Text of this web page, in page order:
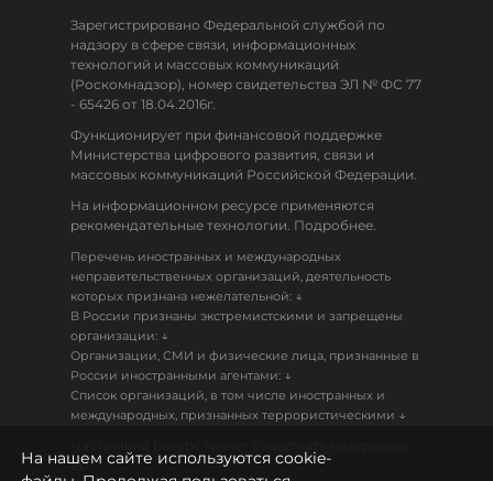
Зарегистрировано Федеральной службой по
надзору в сфере связи, информационных
технологий и массовых коммуникаций
(Роскомнадзор), номер свидетельства ЭЛ № ФС 77
- 65426 от 18.04.2016г.
Функционирует при финансовой поддержке
Министерства цифрового развития, связи и
массовых коммуникаций Российской Федерации.
На информационном ресурсе применяются
рекомендательные технологии. Подробнее.
Перечень иностранных и международных
неправительственных организаций, деятельность
которых признана нежелательной: ↓
В России признаны экстремистскими и запрещены
организации: ↓
Организации, СМИ и физические лица, признанные в
России иностранными агентами: ↓
Список организаций, в том числе иностранных и
международных, признанных террористическими ↓
18+
На нашем сайте используются cookie-